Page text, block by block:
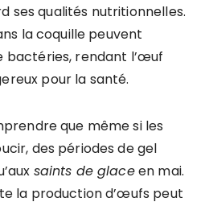
ses qualités nutritionnelles.
la coquille peuvent
bactéries, rendant l’œuf
pour la santé.
que même si les
des périodes de gel
saints de glaceen mai.
la production d’œufs peut